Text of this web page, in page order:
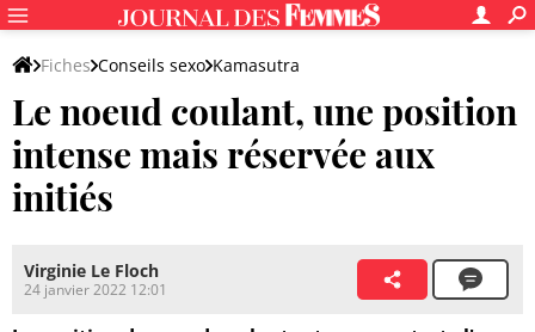
Fiches Conseils sexo Kamasutra
Le noeud coulant, une position
intense mais réservée aux
initiés
Virginie Le Floch
24 janvier 2022 12:01